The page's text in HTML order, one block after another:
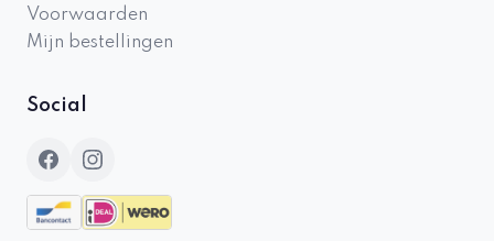
Voorwaarden
Mijn bestellingen
Social